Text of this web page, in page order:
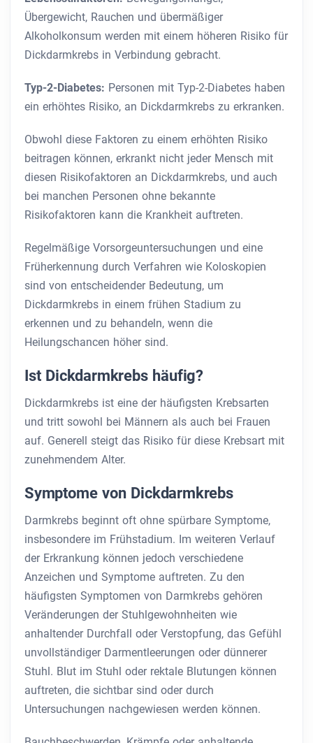
Übergewicht, Rauchen und übermäßiger
Alkoholkonsum werden mit einem höheren Risiko für
Dickdarmkrebs in Verbindung gebracht.
Typ-2-Diabetes: Personen mit Typ-2-Diabetes haben
ein erhöhtes Risiko, an Dickdarmkrebs zu erkranken.
Obwohl diese Faktoren zu einem erhöhten Risiko
beitragen können, erkrankt nicht jeder Mensch mit
diesen Risikofaktoren an Dickdarmkrebs, und auch
bei manchen Personen ohne bekannte
Risikofaktoren kann die Krankheit auftreten.
Regelmäßige Vorsorgeuntersuchungen und eine
Früherkennung durch Verfahren wie Koloskopien
sind von entscheidender Bedeutung, um
Dickdarmkrebs in einem frühen Stadium zu
erkennen und zu behandeln, wenn die
Heilungschancen höher sind.
Ist Dickdarmkrebs häufig?
Dickdarmkrebs ist eine der häufigsten Krebsarten
und tritt sowohl bei Männern als auch bei Frauen
auf. Generell steigt das Risiko für diese Krebsart mit
zunehmendem Alter.
Symptome von Dickdarmkrebs
Darmkrebs beginnt oft ohne spürbare Symptome,
insbesondere im Frühstadium. Im weiteren Verlauf
der Erkrankung können jedoch verschiedene
Anzeichen und Symptome auftreten. Zu den
häufigsten Symptomen von Darmkrebs gehören
Veränderungen der Stuhlgewohnheiten wie
anhaltender Durchfall oder Verstopfung, das Gefühl
unvollständiger Darmentleerungen oder dünnerer
Stuhl. Blut im Stuhl oder rektale Blutungen können
auftreten, die sichtbar sind oder durch
Untersuchungen nachgewiesen werden können.